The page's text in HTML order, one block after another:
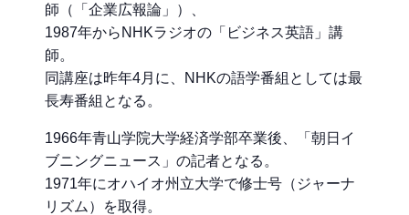
師（「企業広報論」）、
1987年からNHKラジオの「ビジネス英語」講
師。
同講座は昨年4月に、NHKの語学番組としては最
長寿番組となる。
1966年青山学院大学経済学部卒業後、「朝日イ
ブニングニュース」の記者となる。
1971年にオハイオ州立大学で修士号（ジャーナ
リズム）を取得。